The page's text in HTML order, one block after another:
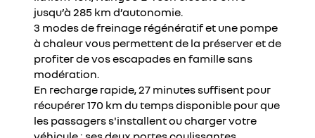
jusqu’à 285 km d’autonomie.
3 modes de freinage régénératif et une pompe
à chaleur vous permettent de la préserver et de
profiter de vos escapades en famille sans
modération.
En recharge rapide, 27 minutes suffisent pour
récupérer 170 km du temps disponible pour que
les passagers s'installent ou charger votre